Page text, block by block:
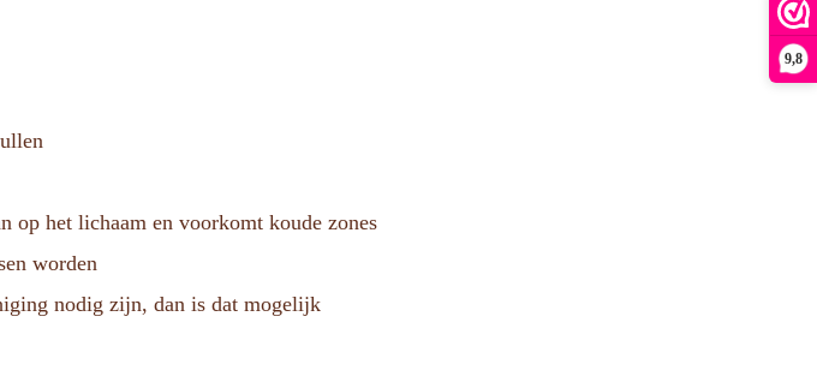
9,8
op het lichaam en voorkomt koude zones
worden
nodig zijn, dan is dat mogelijk